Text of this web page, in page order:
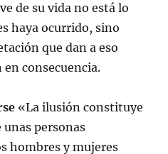
de su vida no está lo
haya ocurrido, sino
que dan a eso
en consecuencia.
«La ilusión constituye
personas
hombres y mujeres